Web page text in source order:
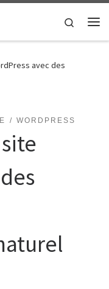
Search
avec des
WORDPRESS